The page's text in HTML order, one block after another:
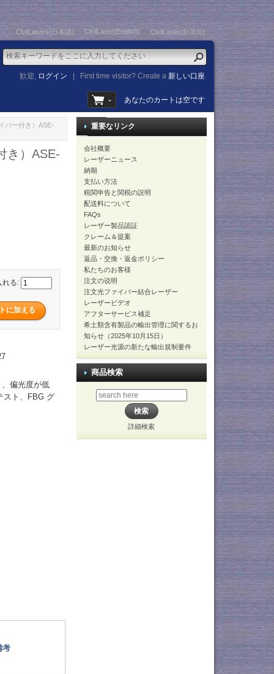
CivilLasers(日本語) CivilLaser(English) CivilLaser(한국어)
歓迎, ログイン First time visitor? Create a新しい口座
あなたのカートは空です
バー付き）ASE-
き）ASE-
れる:
偏光度が低
スト、FBG グ
考
重要なリンク
会社概要
レーザーニュース
納期
支払い方法
税関申告と関税の説明
配送料について
FAQs
レーザー製品認証
クレーム＆提案
最新のお知らせ
返品・交換・返金ポリシー
私たちのお客様
注文の说明
注文光ファイバー結合レーザー
レーザービデオ
アフターサービス補足
希土類含有製品の輸出管理に関するお
知らせ（2025年10月15日）
レーザー光源の新たな輸出規制要件
商品検索
詳細検索